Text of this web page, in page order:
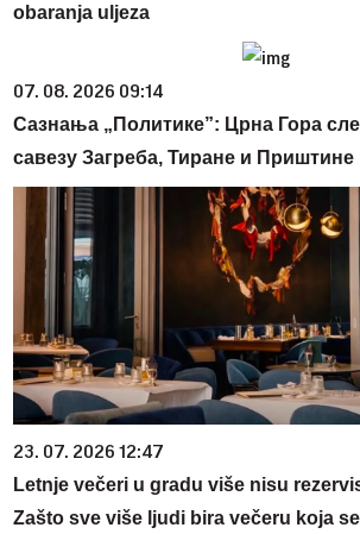
obaranja uljeza
07. 08. 2026 09:14
Сазнања „Политике”: Црна Гора
савезу Загреба, Тиране и Приштине
23. 07. 2026 12:47
Letnje večeri u gradu više nisu
Zašto sve više ljudi bira večeru koja